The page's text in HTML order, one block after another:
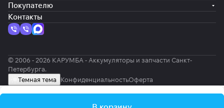
Покупателю
Контакты
© 2006 - 2026 КАРУМБА - Аккумуляторы и запчасти Санкт-
Петербурга.
Темная тема
КонфиденциальностьОферта